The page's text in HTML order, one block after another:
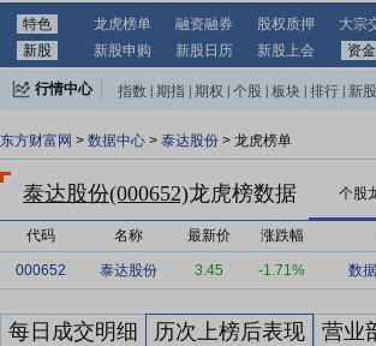
特色 龙虎榜单 融资融券 股权质押 大宗
新股
新股申购 新股日历 新股上会 资金
行情中心 指数 期指 期权 个股 板块 排行 新股
东方财富网 > 数据中心 > 泰达股份 > 龙虎榜单
泰达股份(000652)龙虎榜数据 个股
代码 名称 最新价 涨跌幅
000652 泰达股份 3.45 -1.71% 数据
每日成交明细 历次上榜后表现 营业